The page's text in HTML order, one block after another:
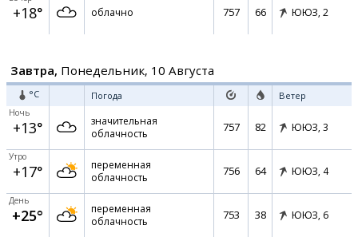
+18° облачно 757 66 ЮЮЗ, 2
Завтра, Понедельник, 10 Августа
°C Погода Ветер
Ночь
+13°
значительная
облачность
757 82 ЮЮЗ, 3
Утро
+17°
переменная
облачность
756 64 ЮЮЗ, 4
День
+25°
переменная
облачность
753 38 ЮЮЗ, 6